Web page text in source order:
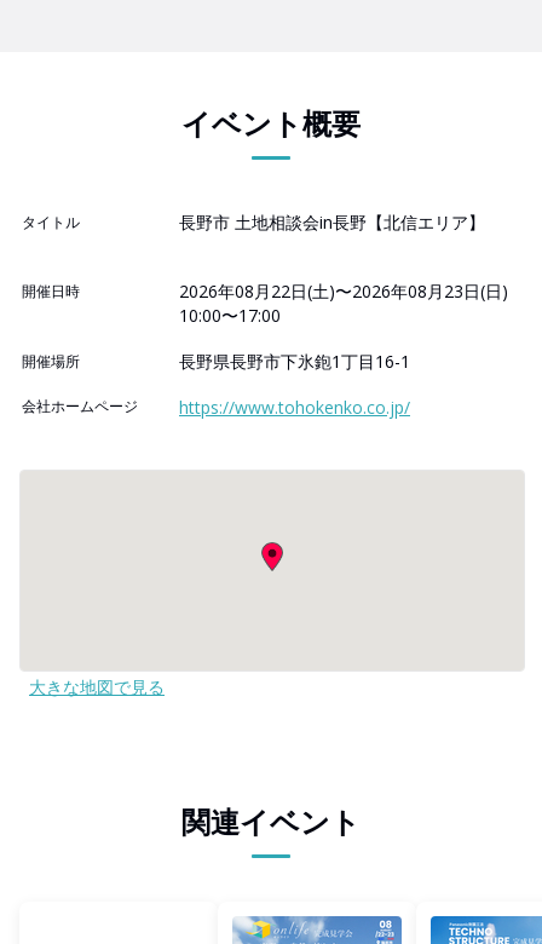
イベント概要
タイトル 長野市 土地相談会in長野【北信エリア】
開催日時
2026年08月22日(土)〜2026年08月23日(日)
10:00〜17:00
開催場所 長野県長野市下氷鉋1丁目16-1
会社ホームページ https://www.tohokenko.co.jp/
大きな地図で見る
関連イベント